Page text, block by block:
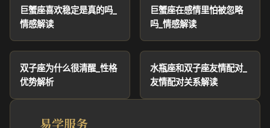
巨蟹座喜欢稳定是真的吗_
情感解读
巨蟹座在感情里怕被忽略
吗_情感解读
双子座为什么很清醒_性格
优势解析
水瓶座和双子座友情配对_
友情配对关系解读
易学服务